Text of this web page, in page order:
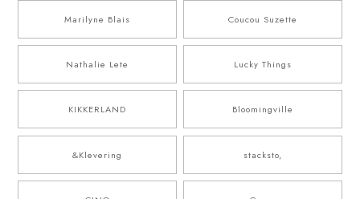
Marilyne Blais Coucou Suzette
Nathalie Lete Lucky Things
KIKKERLAND Bloomingville
&Klevering stacksto,